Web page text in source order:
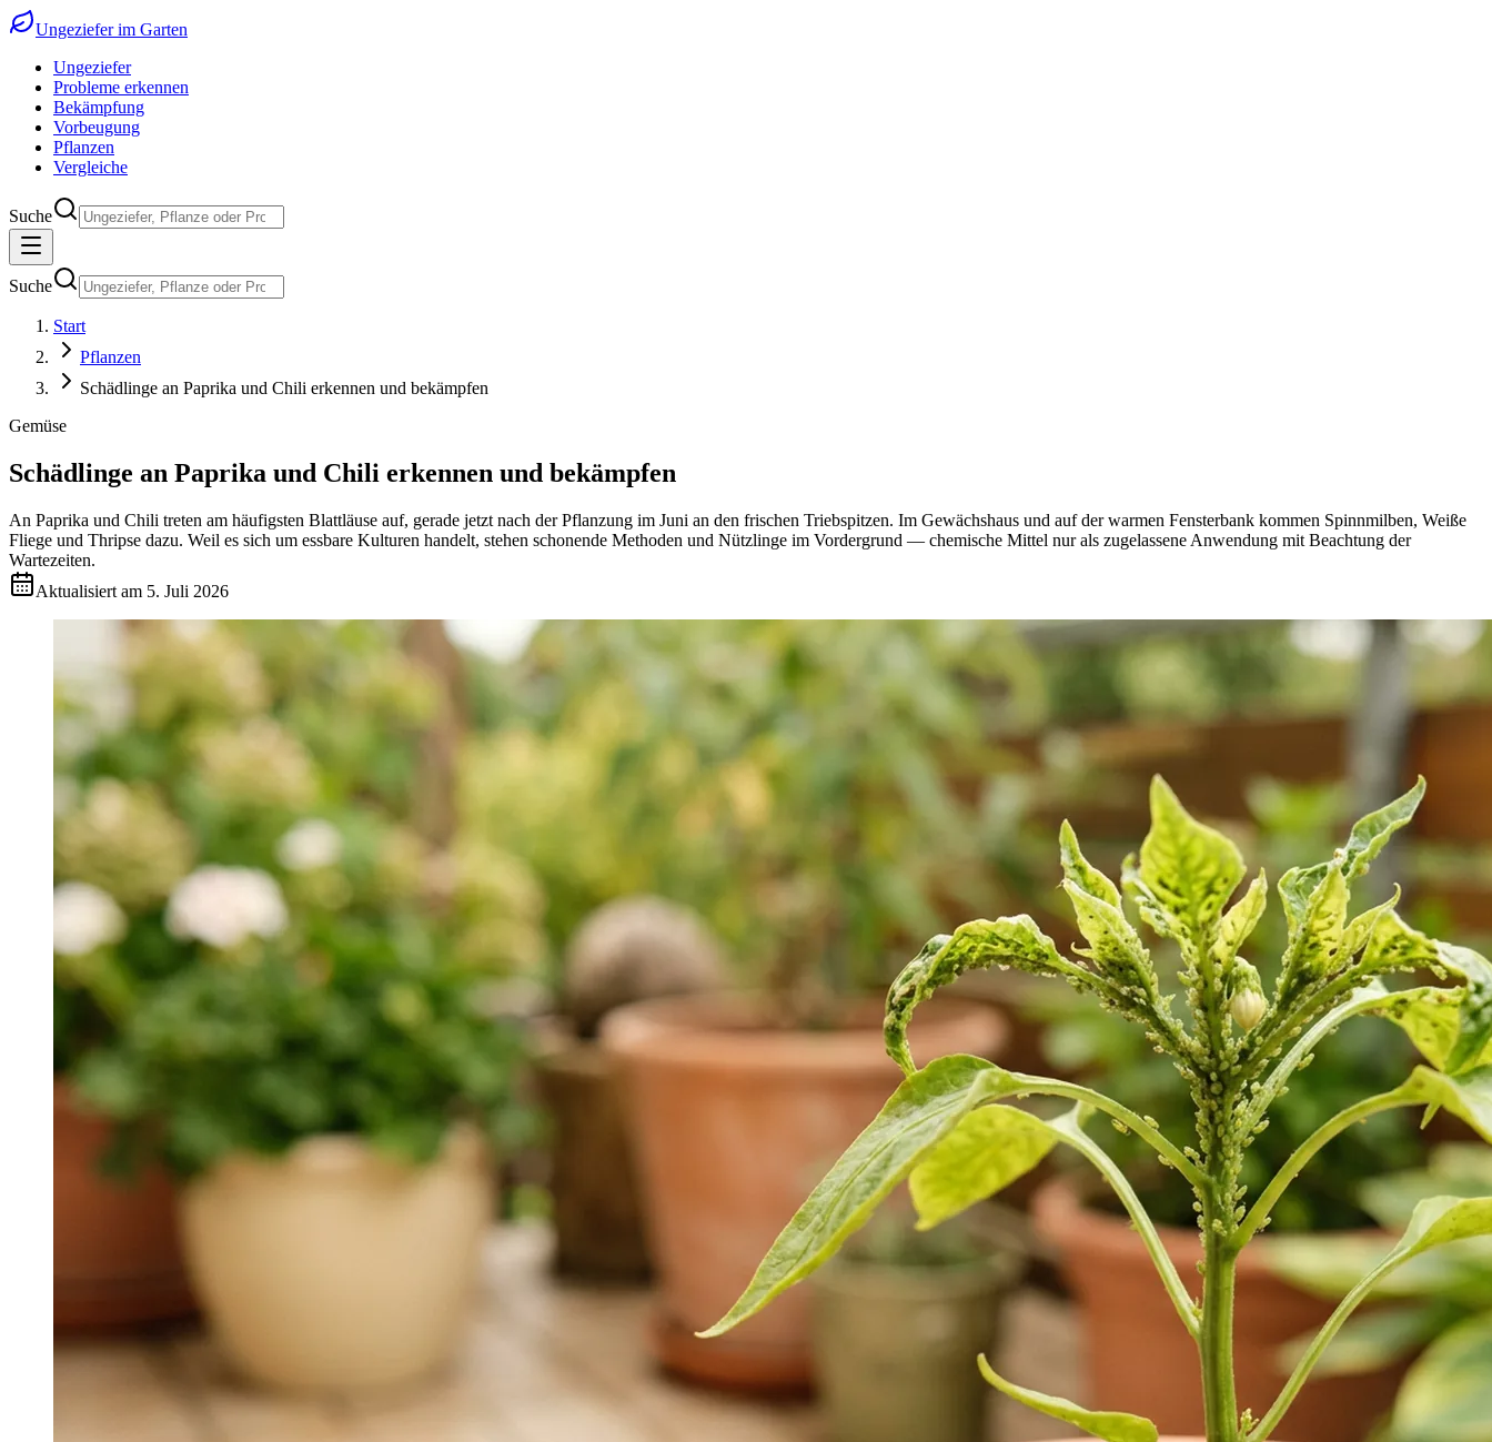
Ungeziefer im Garten
Ungeziefer
Probleme erkennen
Bekämpfung
Vorbeugung
Pflanzen
Vergleiche
Suche
Suche
Start
Pflanzen
Schädlinge an Paprika und Chili erkennen und bekämpfen
Gemüse
Schädlinge an Paprika und Chili erkennen und bekämpfen
An Paprika und Chili treten am häufigsten Blattläuse auf, gerade jetzt nach der Pflanzung im Juni an den frischen Triebspitzen. Im Gewächshaus und auf der warmen Fensterbank kommen Spinnmilben, Weiße
Fliege und Thripse dazu. Weil es sich um essbare Kulturen handelt, stehen schonende Methoden und Nützlinge im Vordergrund — chemische Mittel nur als zugelassene Anwendung mit Beachtung der
Wartezeiten.
Aktualisiert am 5. Juli 2026